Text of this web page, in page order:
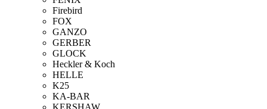
Firebird
FOX
GANZO
GERBER
GLOCK
Heckler & Koch
HELLE
K25
KA-BAR
KERSHAW